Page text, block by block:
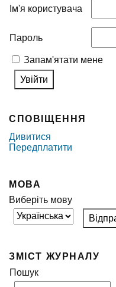
Ім'я користувача
Пароль
Запам'ятати мене
СПОВІЩЕННЯ
Дивитися
Передплатити
МОВА
Виберіть мову
ЗМІСТ ЖУРНАЛУ
Пошук